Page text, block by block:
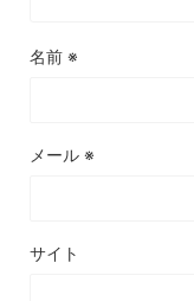
名前 ※
メール ※
サイト